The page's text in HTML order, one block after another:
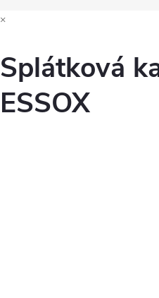
×
Splátková
ESSOX